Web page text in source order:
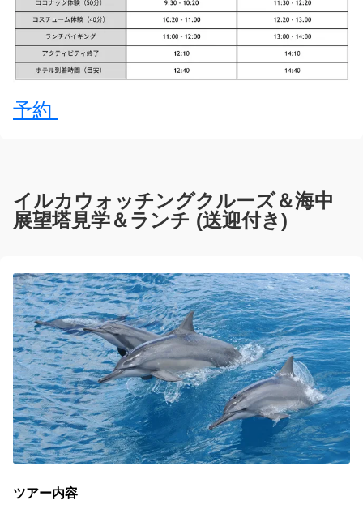
予約
イルカウォッチングクルーズ＆海中
展望塔見学＆ランチ (送迎付き)
ツアー内容